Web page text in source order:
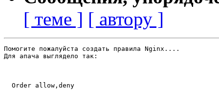
[ теме ] [ автору ]
Помогите пожалуйста создать правила Nginx....
Для апача выглядело так:
  Order allow,deny